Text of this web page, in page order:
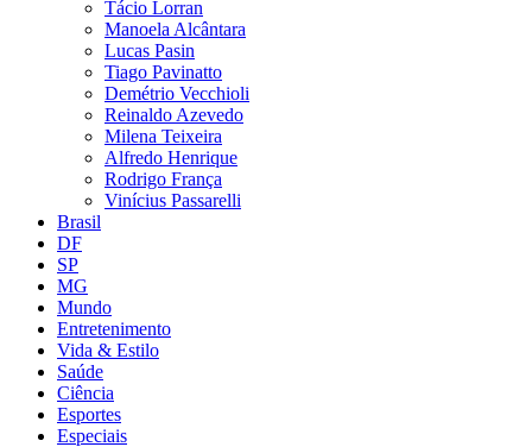
Tácio Lorran
Manoela Alcântara
Lucas Pasin
Tiago Pavinatto
Demétrio Vecchioli
Reinaldo Azevedo
Milena Teixeira
Alfredo Henrique
Rodrigo França
Vinícius Passarelli
Brasil
DF
SP
MG
Mundo
Entretenimento
Vida & Estilo
Saúde
Ciência
Esportes
Especiais